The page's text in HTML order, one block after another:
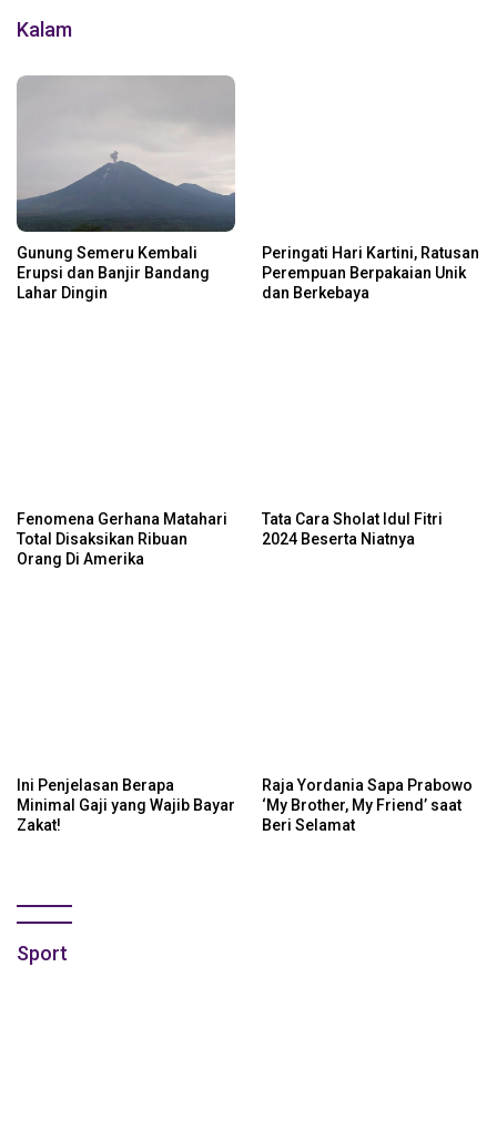
Kalam
Gunung Semeru Kembali
Erupsi dan Banjir Bandang
Lahar Dingin
Peringati Hari Kartini, Ratusan
Perempuan Berpakaian Unik
dan Berkebaya
Fenomena Gerhana Matahari
Total Disaksikan Ribuan
Orang Di Amerika
Tata Cara Sholat Idul Fitri
2024 Beserta Niatnya
Ini Penjelasan Berapa
Minimal Gaji yang Wajib Bayar
Zakat!
Raja Yordania Sapa Prabowo
‘My Brother, My Friend’ saat
Beri Selamat
Sport